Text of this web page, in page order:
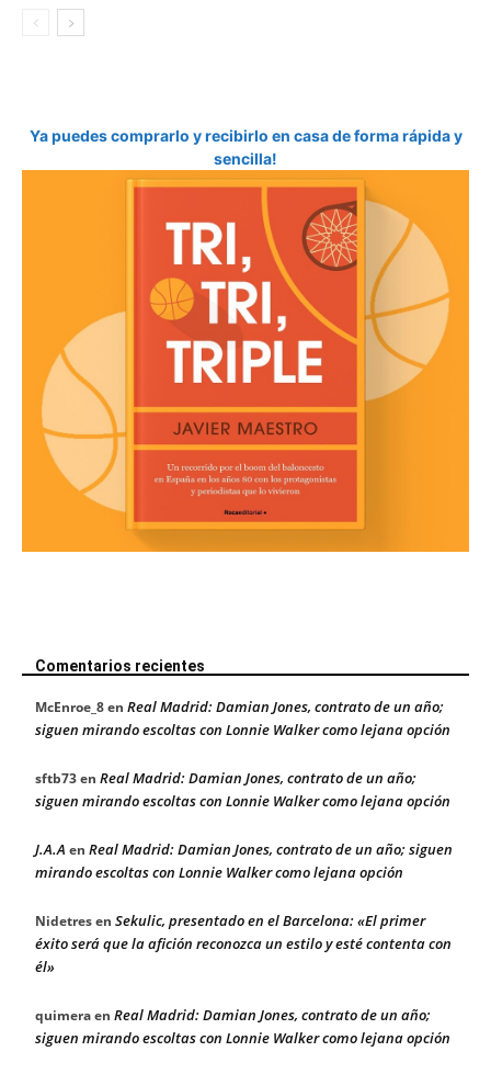
Ya puedes comprarlo y recibirlo en casa de forma rápida y
sencilla!
Comentarios recientes
McEnroe_8en Real Madrid: Damian Jones, contrato de un año;
siguen mirando escoltas con Lonnie Walker como lejana opción
sftb73en Real Madrid: Damian Jones, contrato de un año;
siguen mirando escoltas con Lonnie Walker como lejana opción
J.A.A en Real Madrid: Damian Jones, contrato de un año; siguen
mirando escoltas con Lonnie Walker como lejana opción
Nidetresen Sekulic, presentado en el Barcelona: «El primer
éxito será que la afición reconozca un estilo y esté contenta con
él»
quimeraen Real Madrid: Damian Jones, contrato de un año;
siguen mirando escoltas con Lonnie Walker como lejana opción